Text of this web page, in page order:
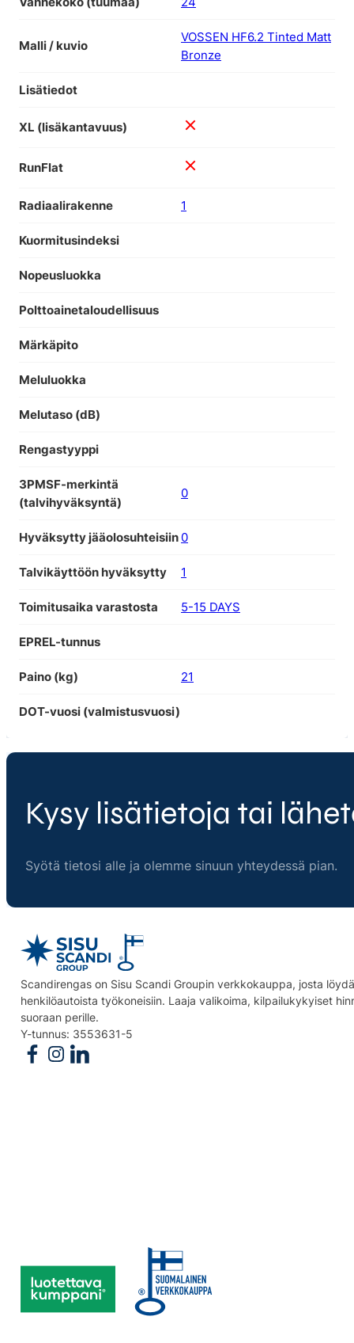
Malli / kuvio
VOSSEN HF6.2 Tinted Matt
Bronze
Lisätiedot
XL (lisäkantavuus)
RunFlat
Radiaalirakenne 1
Kuormitusindeksi
Nopeusluokka
Polttoainetaloudellisuus
Märkäpito
Meluluokka
Melutaso (dB)
Rengastyyppi
3PMSF-merkintä
(talvihyväksyntä)
0
Hyväksytty jääolosuhteisiin 0
Talvikäyttöön hyväksytty 1
Toimitusaika varastosta 5-15 DAYS
EPREL-tunnus
Paino (kg) 21
DOT-vuosi (valmistusvuosi)
Kysy lisätietoja tai
Syötä tietosi alle ja olemme sinuun yhteydessä pian.
Scandirengas on Sisu Scandi Groupin verkkokauppa, josta
henkilöautoista työkoneisiin. Laaja valikoima, kilpailukykyiset
suoraan perille.
Y-tunnus: 3553631-5
Follow us on Facebook
Follow us on Instagram
Follow us on Linkedin